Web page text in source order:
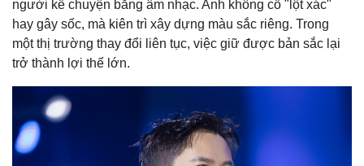
người kể chuyện bằng âm nhạc. Anh không cố "lột xác"
hay gây sốc, mà kiên trì xây dựng màu sắc riêng. Trong
một thị trường thay đổi liên tục, việc giữ được bản sắc lại
trở thành lợi thế lớn.